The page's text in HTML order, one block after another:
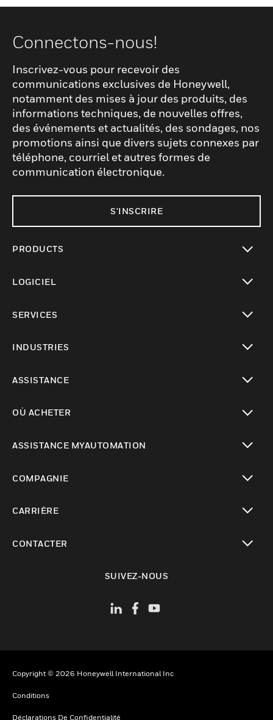
Connectons-nous!
Inscrivez-vous pour recevoir des
communications exclusives de Honeywell,
notamment des mises à jour des produits, des
informations techniques, de nouvelles offres,
des événements et actualités, des sondages, nos
promotions ainsi que divers sujets connexes par
téléphone, courriel et autres formes de
communication électronique.
S'INSCRIRE
PRODUCTS
LOGICIEL
SERVICES
INDUSTRIES
ASSISTANCE
OÙ ACHETER
ASSISTANCE MYAUTOMATION
COMPAGNIE
CARRIÈRE
CONTACTER
SUIVEZ-NOUS
Copyright © 2026 Honeywell International Inc
Conditions
Déclarations De Confidentialité